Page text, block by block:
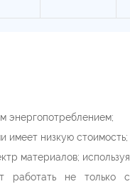
энергопотреблением;
имеет низкую стоимость;
материалов; используя
работать не только с